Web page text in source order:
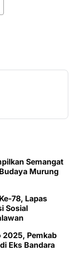
Semangat
Murung
78, Lapas
Sosial
2025, Pemkab
Eks Bandara